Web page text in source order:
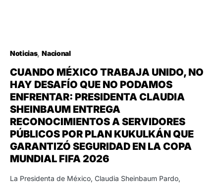
Noticias Nacional
CUANDO MÉXICO TRABAJA UNIDO, NO
HAY DESAFÍO QUE NO PODAMOS
ENFRENTAR: PRESIDENTA CLAUDIA
SHEINBAUM ENTREGA
RECONOCIMIENTOS A SERVIDORES
PÚBLICOS POR PLAN KUKULKÁN QUE
GARANTIZÓ SEGURIDAD EN LA COPA
MUNDIAL FIFA 2026
La Presidenta de México, Claudia Sheinbaum Pardo,